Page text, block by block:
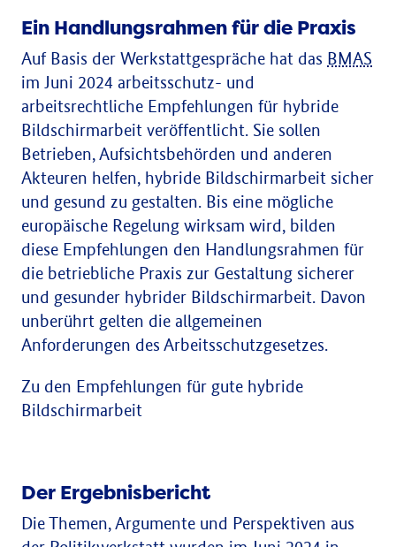
Ein Handlungsrahmen für die Praxis
Auf Basis der Werkstattgespräche hat das BMAS
im Juni 2024 arbeitsschutz- und
arbeitsrechtliche Empfehlungen für hybride
Bildschirmarbeit veröffentlicht. Sie sollen
Betrieben, Aufsichtsbehörden und anderen
Akteuren helfen, hybride Bildschirmarbeit sicher
und gesund zu gestalten. Bis eine mögliche
europäische Regelung wirksam wird, bilden
diese Empfehlungen den Handlungsrahmen für
die betriebliche Praxis zur Gestaltung sicherer
und gesunder hybrider Bildschirmarbeit. Davon
unberührt gelten die allgemeinen
Anforderungen des Arbeitsschutzgesetzes.
Zu den Empfehlungen für gute hybride
Bildschirmarbeit
Der Ergebnisbericht
Die Themen, Argumente und Perspektiven aus